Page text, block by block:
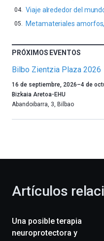
Viaje alrededor del
Metamateriales
PRÓXIMOS EVENTOS
Bilbo Zientzia Plaza 2026
Un
año
más,
celebración
novena
edición
16 de septiembre, 2026–4 de
Bizkaia Aretoa-EHU
Abandoibarra, 3, Bilbao
Artículos
Una posible terapia
neuroprotectora y